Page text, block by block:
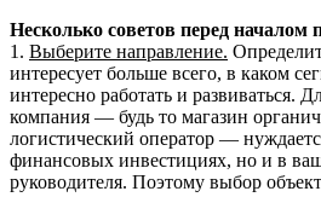
Несколько советов перед началом
1. Выберите направление.
интересует больше всего, в каком
интересно работать и развиваться.
компания — будь то магазин
логистический оператор —
финансовых инвестициях, но и в
руководителя. Поэтому выбор